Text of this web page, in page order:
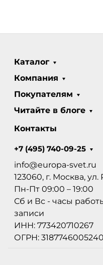
Каталог
Компания
Покупателям
Читайте в блоге
Контакты
+7 (495) 740-09-25
info@europa-svet.ru
123060, г. Москва,
Пн-Пт 09:00 – 19:00
Сб и Вс - часы
записи
ИНН: 773420710267
ОГРН: